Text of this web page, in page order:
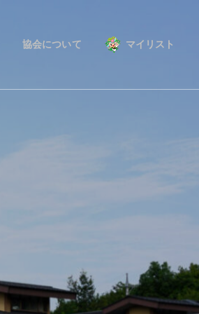
協会について マイリスト